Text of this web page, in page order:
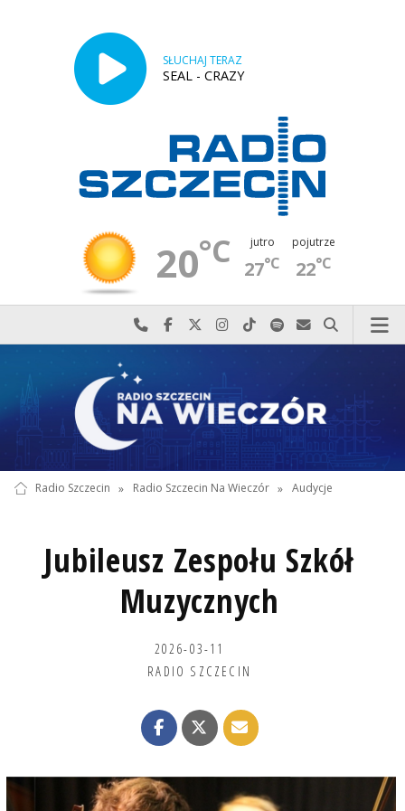
SŁUCHAJ TERAZ
SEAL - CRAZY
20°C jutro
27°C
pojutrze
22°C
Najlepiej po prostu do nas zadzwoń
Odwiedź nas na Facebook-u
Odwiedź nas na X
Odwiedź nas na Instagram-ie
Odwiedź nas na TikTok-u
Szukaj nas na Spotify
Wyślij do nas
Szukaj
Radio Szczecin » Radio Szczecin Na Wieczór » Audycje
Jubileusz Zespołu Szkół
Muzycznych
2026-03-11
RADIO SZCZECIN